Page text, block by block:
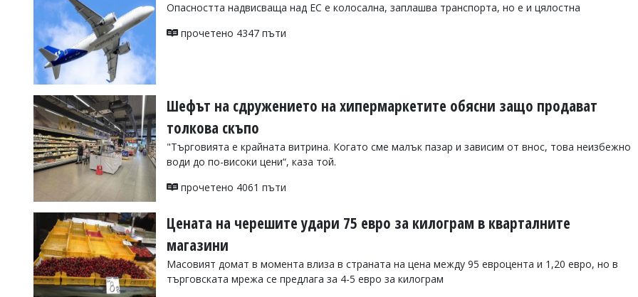
Опасността надвисваща над ЕС е колосална, заплашва транспорта, но е и цялостна
прочетено 4347 пъти
Шефът на сдружението на хипермаркетите обясни защо продават
толкова скъпо
"Търговията е крайната витрина. Когато сме малък пазар и зависим от внос, това неизбежно
води до по-високи цени“, каза той.
прочетено 4061 пъти
Цената на черешите удари 75 евро за килограм в кварталните
магазини
Масовият домат в момента влиза в страната на цена между 95 евроцента и 1,20 евро, но в
търговската мрежа се предлага за 4-5 евро за килограм